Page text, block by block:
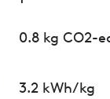
0.8 kg CO2-
3.2 kWh/kg